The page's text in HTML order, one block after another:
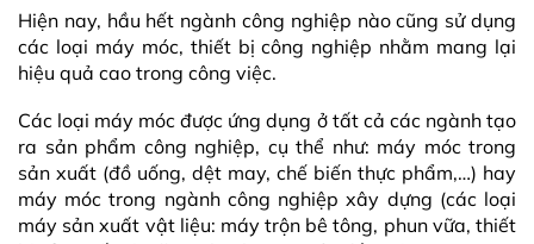
Hiện nay, hầu hết ngành công nghiệp nào cũng sử dụng
các loại máy móc, thiết bị công nghiệp nhằm mang lại
hiệu quả cao trong công việc.
Các loại máy móc được ứng dụng ở tất cả các ngành tạo
ra sản phẩm công nghiệp, cụ thể như: máy móc trong
sản xuất (đồ uống, dệt may, chế biến thực phẩm,…) hay
máy móc trong ngành công nghiệp xây dựng (các loại
máy sản xuất vật liệu: máy trộn bê tông, phun vữa, thiết